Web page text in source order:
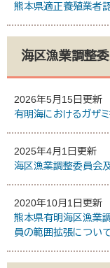
熊本県適正養殖業者
海区漁業調整
2026年5月15日更新
有明海におけるガザ
2025年4月1日更新
海区漁業調整委員会
2020年10月1日更新
熊本県有明海区漁業
員の範囲拡張につい